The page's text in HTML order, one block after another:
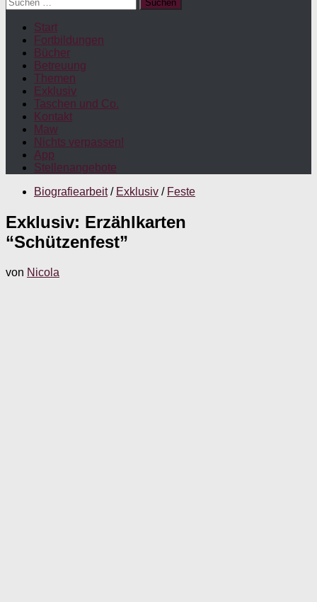
nach:
Start
Fortbildungen
Bücher
Betreuung
Themen
Exklusiv
Taschen und Co.
Kontakt
Maw
Nichts verpassen!
App
Stellenangebote
Biografiearbeit / Exklusiv / Feste
Exklusiv: Erzählkarten
“Schützenfest”
von Nicola